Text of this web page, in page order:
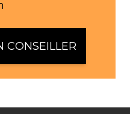
CONSEILLER